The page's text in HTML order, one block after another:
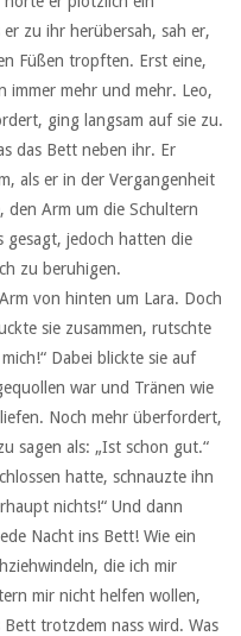
zu ihr herübersah, sah er,
Füßen tropften. Erst eine,
immer mehr und mehr. Leo,
ging langsam auf sie zu.
das Bett neben ihr. Er
als er in der Vergangenheit
den Arm um die Schultern
gesagt, jedoch hatten die
zu beruhigen.
von hinten um Lara. Doch
sie zusammen, rutschte
Dabei blickte sie auf
war und Tränen wie
Noch mehr überfordert,
sagen als: „Ist schon gut.“
hatte, schnauzte ihn
nichts!“ Und dann
Nacht ins Bett! Wie ein
die ich mir
mir nicht helfen wollen,
trotzdem nass wird. Was